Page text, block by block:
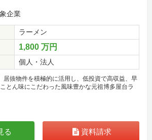
企業
ラーメン
1,800 万円
個人・法人
居抜物件を積極的に活用し、低投資で高収益、早
とん味にこだわった風味豊かな元祖博多屋台ラ
る 資料請求